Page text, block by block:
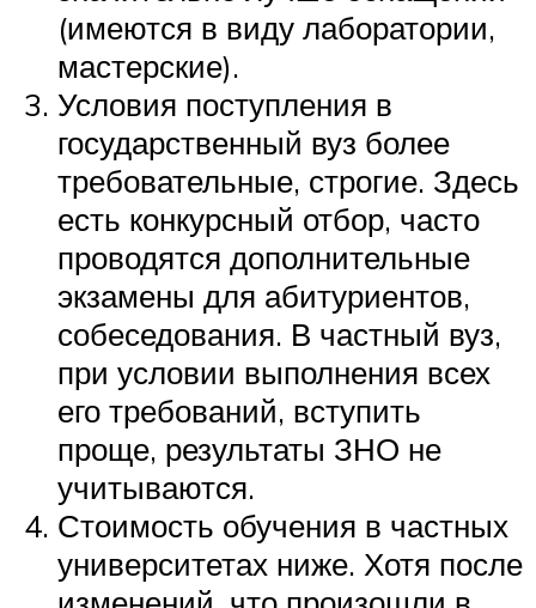
(имеются в виду лаборатории,
мастерские).
Условия поступления в
государственный вуз более
требовательные, строгие. Здесь
есть конкурсный отбор, часто
проводятся дополнительные
экзамены для абитуриентов,
собеседования. В частный вуз,
при условии выполнения всех
его требований, вступить
проще, результаты ЗНО не
учитываются.
Стоимость обучения в частных
университетах ниже. Хотя после